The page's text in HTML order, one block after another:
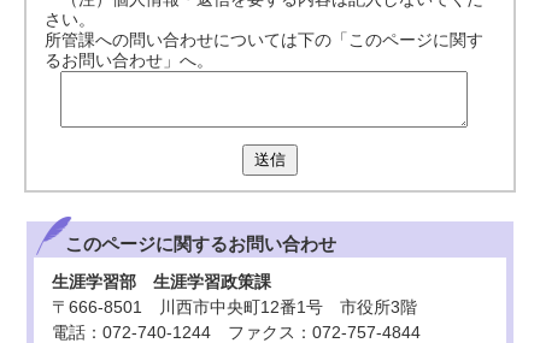
さい。
所管課への問い合わせについては下の「このページに関す
るお問い合わせ」へ。
送信
このページに関するお問い合わせ
生涯学習部 生涯学習政策課
〒666-8501 川西市中央町12番1号 市役所3階
電話：072-740-1244 ファクス：072-757-4844